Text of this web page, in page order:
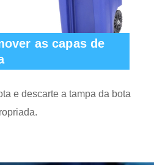
as capas de
e descarte a tampa da bota